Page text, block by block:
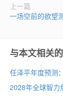
上一篇
一场空前的欲望
与本文相关
任泽平年度预测